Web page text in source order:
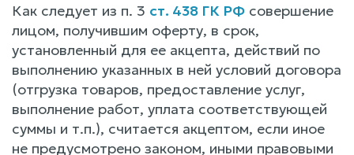
Как следует из п. 3 ст. 438 ГК РФ совершение
лицом, получившим оферту, в срок,
установленный для ее акцепта, действий по
выполнению указанных в ней условий договора
(отгрузка товаров, предоставление услуг,
выполнение работ, уплата соответствующей
суммы и т.п.), считается акцептом, если иное
не предусмотрено законом, иными правовыми